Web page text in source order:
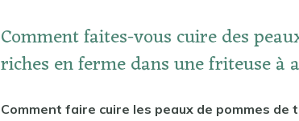
Comment faites-vous cuire des
riches en ferme dans une friteuse à
Comment faire cuire les peaux de pommes de